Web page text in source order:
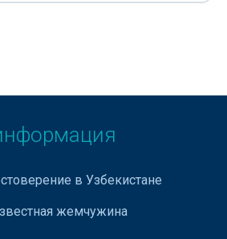
в Узбекистане
жемчужина